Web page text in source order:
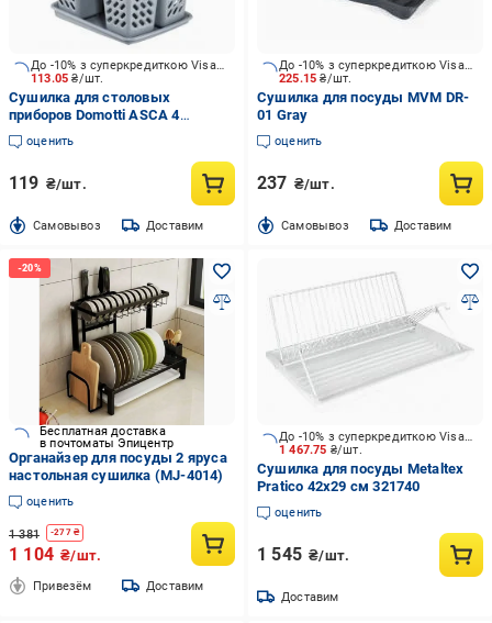
113.05₴/шт.
До -10% з суперкредиткою Visa Вигода
Сушилка для столовых
приборов Domotti ASCA 4
отделения, серая
оценить
119 ₴/шт.
Cамовывоз Доставим
225.15₴/шт.
До -10% з суперкредиткою Visa Вигода
Сушилка для посуды MVM DR-
01 Gray
оценить
237 ₴/шт.
Cамовывоз Доставим
Бесплатная доставка
в почтоматы Эпицентр
Органайзер для посуды 2 яруса
настольная сушилка (MJ-4014)
оценить
1 381 -277₴
1 104 ₴/шт.
Привезём Доставим
1 467.75 ₴/шт.
До -10% з суперкредиткою Visa Вигода
Сушилка для посуды Metaltex
Pratico 42x29 см 321740
оценить
1 545 ₴/шт.
Доставим